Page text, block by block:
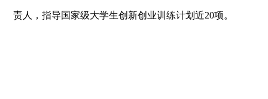
责人，指导国家级大学生创新创业训练计划近20项。